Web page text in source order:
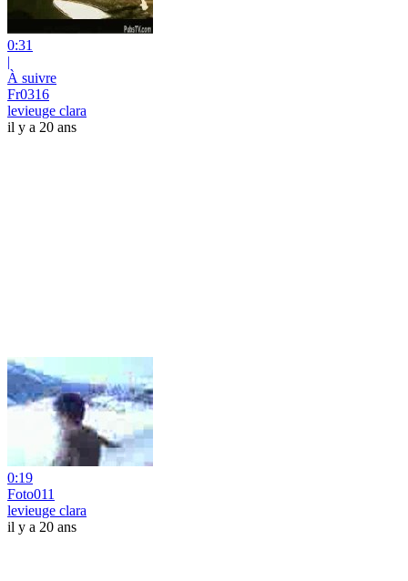
0:31
|
À suivre
Fr0316
levieuge clara
il y a 20 ans
0:19
Foto011
levieuge clara
il y a 20 ans